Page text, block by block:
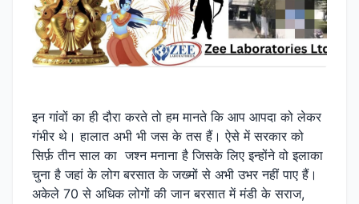
इन गांवों का ही दौरा करते तो हम मानते कि आप आपदा को लेकर
गंभीर थे। हालात अभी भी जस के तस हैं। ऐसे में सरकार को
सिर्फ़ तीन साल का जश्न मनाना है जिसके लिए इन्होंने वो इलाका
चुना है जहां के लोग बरसात के जख्मों से अभी उभर नहीं पाए हैं।
अकेले 70 से अधिक लोगों की जान बरसात में मंडी के सराज,